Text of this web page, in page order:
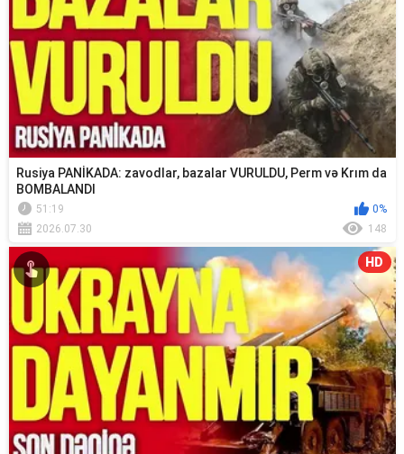
Rusiya PANİKADA: zavodlar, bazalar VURULDU, Perm və Krım da
BOMBALANDI
51:19
0%
2026.07.30
148
HD